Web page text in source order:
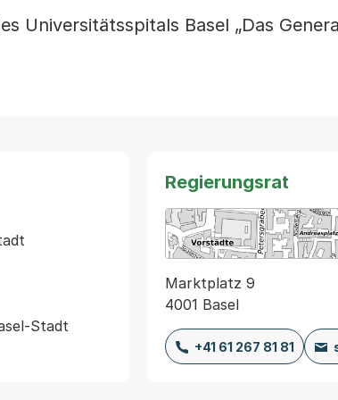
Universitätsspitals Basel „Das
Stadt
Regierungsrat
Marktplatz 9
4001 Basel
+41 61 267 81 81